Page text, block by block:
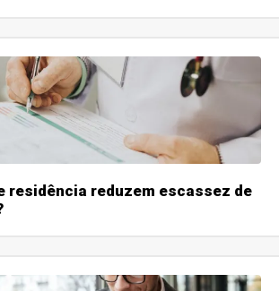
residência reduzem escassez de